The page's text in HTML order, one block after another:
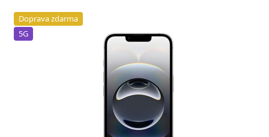
Doprava zdarma
5G